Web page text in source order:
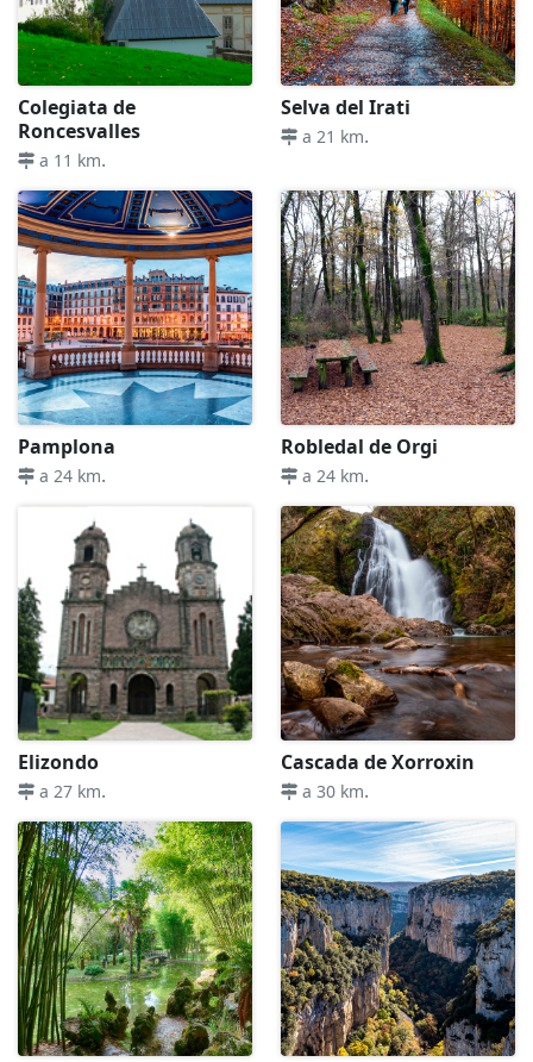
Colegiata de
Roncesvalles
a 11 km.
Selva del Irati
a 21 km.
Pamplona
a 24 km.
Robledal de Orgi
a 24 km.
Elizondo
a 27 km.
Cascada de Xorroxin
a 30 km.